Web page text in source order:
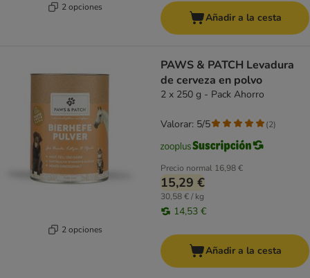
2 opciones
Añadir a la cesta
2 opciones
PAWS & PATCH Levadura
de cerveza en polvo
2 x 250 g - Pack Ahorro
Precio normal 16,98 €
15,29 €
30,58 € / kg
14,53 €
Valorar: 5/5 (2)
Añadir a la cesta